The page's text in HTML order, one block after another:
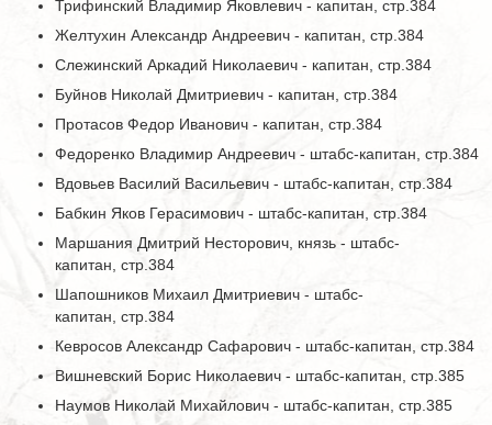
Трифинский Владимир Яковлевич - капитан, стр.384
Желтухин Александр Андреевич - капитан, стр.384
Слежинский Аркадий Николаевич - капитан, стр.384
Буйнов Николай Дмитриевич - капитан, стр.384
Протасов Федор Иванович - капитан, стр.384
Федоренко Владимир Андреевич - штабс-капитан, стр.384
Вдовьев Василий Васильевич - штабс-капитан, стр.384
Бабкин Яков Герасимович - штабс-капитан, стр.384
Маршания Дмитрий Несторович, князь - штабс-
капитан, стр.384
Шапошников Михаил Дмитриевич - штабс-
капитан, стр.384
Кевросов Александр Сафарович - штабс-капитан, стр.384
Вишневский Борис Николаевич - штабс-капитан, стр.385
Наумов Николай Михайлович - штабс-капитан, стр.385